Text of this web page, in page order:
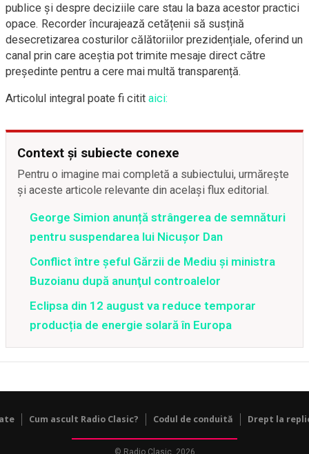
publice și despre deciziile care stau la baza acestor practici
opace. Recorder încurajează cetățenii să susțină
desecretizarea costurilor călătoriilor prezidențiale, oferind un
canal prin care aceștia pot trimite mesaje direct către
președinte pentru a cere mai multă transparență.
Articolul integral poate fi citit aici:
Context și subiecte conexe
Pentru o imagine mai completă a subiectului, urmărește
și aceste articole relevante din același flux editorial.
George Simion anunță strângerea de semnături
pentru suspendarea lui Nicușor Dan
Conflict între şeful Gărzii de Mediu şi ministra
Buzoianu după anunţul controalelor
Eclipsa din 12 august va reduce temporar
producția de energie solară în Europa
Cum ascult Radio Clasic? Codul de conduită Drept la